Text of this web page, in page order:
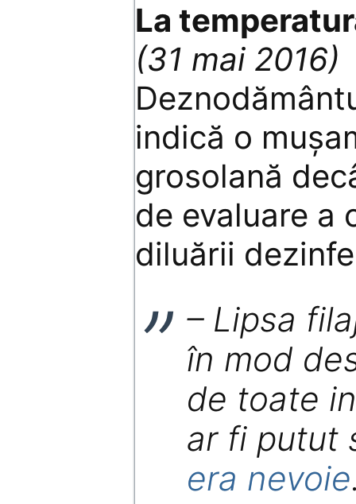
La
(31 mai 2016)
indică o
grosolană
de evaluare a
diluării
– Lipsa
în mod
de toate
ar fi putut
era nevoie